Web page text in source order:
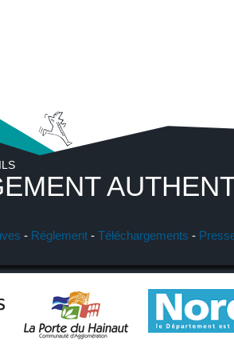
- Réglement - Téléchargements -